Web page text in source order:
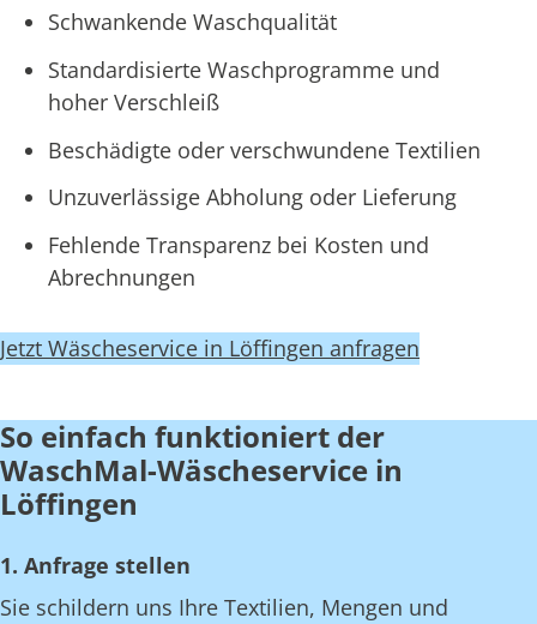
Schwankende Waschqualität
Standardisierte Waschprogramme und
hoher Verschleiß
Beschädigte oder verschwundene Textilien
Unzuverlässige Abholung oder Lieferung
Fehlende Transparenz bei Kosten und
Abrechnungen
Jetzt Wäscheservice in Löffingen anfragen
So einfach funktioniert der
WaschMal-Wäscheservice in
Löffingen
1. Anfrage stellen
Sie schildern uns Ihre Textilien, Mengen und